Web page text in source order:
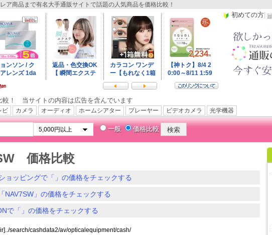
商品まで有名大手通販サイトで話題の人気商品を価格比較！
初めての方
較！ 当サイトの内容は広告を含んでいます
ビ カメラ オーディオ ホームシアター プレーヤー ビデオカメラ 光学機器
一般 価格比較
価格比較
ョッピングで「」の価格をチェックする
NAV7SW」の価格をチェックする
で「」の価格をチェックする
search/cashdata2/av/opticalequipment/cash/